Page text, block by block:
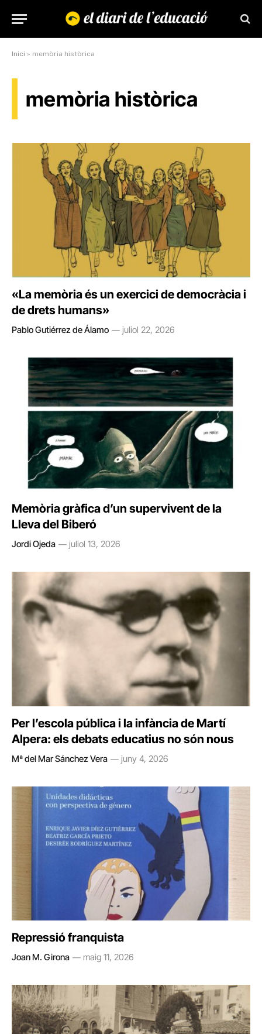
Inici » memòria històrica
memòria històrica
«La memòria és un exercici de democràcia i
de drets humans»
Pablo Gutiérrez de Álamo juliol 22, 2026
Memòria gràfica d’un supervivent de la
Lleva del Biberó
Jordi Ojeda juliol 13, 2026
Per l’escola pública i la infància de Martí
Alpera: els debats educatius no són nous
Mª del Mar Sánchez Vera juny 4, 2026
Repressió franquista
Joan M. Girona maig 11, 2026